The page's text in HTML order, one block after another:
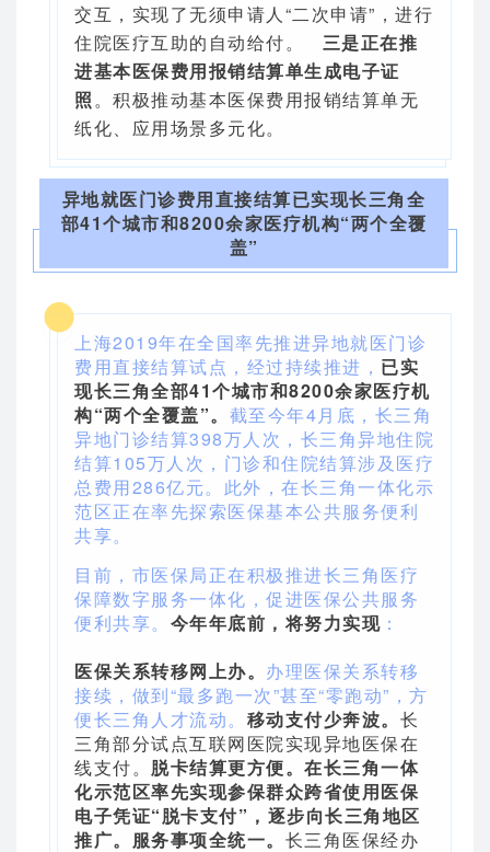
交互，实现了无须申请人“二次申请”，进行
住院医疗互助的自动给付。
三是正在推
进基本医保费用报销结算单生成电子证
照。积极推动基本医保费用报销结算单无
纸化、应用场景多元化。
异地就医门诊费用直接结算已实现长三角全
部41个城市和8200余家医疗机构“两个全覆
盖”
上海2019年在全国率先推进异地就医门诊
费用直接结算试点，经过持续推进， 已实
现长三角全部41个城市和8200余家医疗机
构“两个全覆盖”。 截至今年4月底，长三角
异地门诊结算398万人次，长三角异地住院
结算105万人次，门诊和住院结算涉及医疗
总费用286亿元。此外，在长三角一体化示
范区正在率先探索医保基本公共服务便利
共享。
目前，市医保局正在积极推进长三角医疗
保障数字服务一体化，促进医保公共服务
便利共享。 今年年底前，将努力实现 ：
医保关系转移网上办。 办理医保关系转移
接续，做到“最多跑一次”甚至“零跑动”，方
便长三角人才流动。 移动支付少奔波。 长
三角部分试点互联网医院实现异地医保在
线支付。 脱卡结算更方便。 在长三角一体
化示范区率先实现参保群众跨省使用医保
电子凭证“脱卡支付”，逐步向长三角地区
推广。 服务事项全统一。 长三角医保经办